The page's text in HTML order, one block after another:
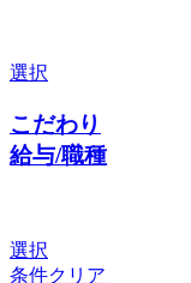
選択
こだわり
給与/職種
選択
条件クリア